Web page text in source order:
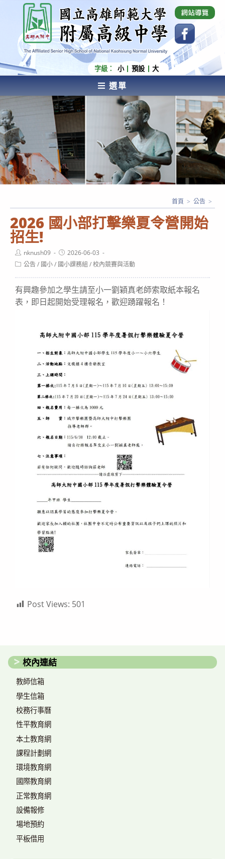
內
容
國立高雄師範大學附屬高級中學 Affiliated Senior
High School of National Kaohsiung Normal
University
字級： 小 預設 大
選單
AFFILIATED SENIOR HIGH SCHOOL OF NATIONAL
KAOHSIUNG NORMAL UNIVERSITY
2026 國小部打擊樂夏令營開始
招生!
首頁 > 公告 >
Post
author:
nknush09
Post
published:
2026-06-03
Post公告/ 國小/ 國小課務組 /校內競賽與活動
有興趣參加之學生請至小一劉穎真老師索取紙本報名
表，即日起開始受理報名，歡迎踴躍報名！
Post Views: 501
校內連結
教師信箱
學生信箱
校務行事曆
性平教育網
本土教育網
課程計劃網
環境教育網
國際教育網
正常教育網
設備報修
場地預約
平板借用